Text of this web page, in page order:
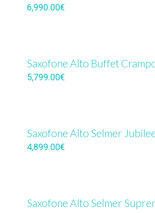
6,990.00€
Saxofone Alto Buffet
5,799.00€
Saxofone Alto Selmer
4,899.00€
Saxofone Alto Selmer